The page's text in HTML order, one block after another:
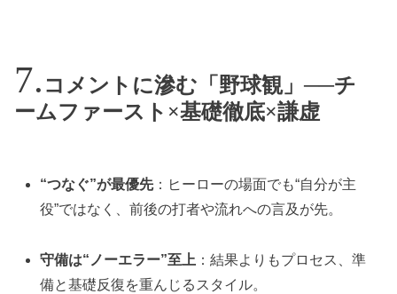
コメントに滲む「野球観」──チ
ームファースト×基礎徹底×謙虚
“つなぐ”が最優先：ヒーローの場面でも“自分が主
役”ではなく、前後の打者や流れへの言及が先。
守備は“ノーエラー”至上 ：結果よりもプロセス、準
備と基礎反復を重んじるスタイル。